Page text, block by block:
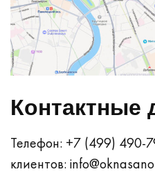
Контактные
Телефон: +7 (499) 490-
клиентов: